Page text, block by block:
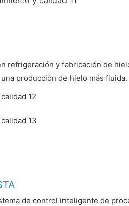
refrigeración y fabricación de
producción de hielo más fluida.
de control inteligente de